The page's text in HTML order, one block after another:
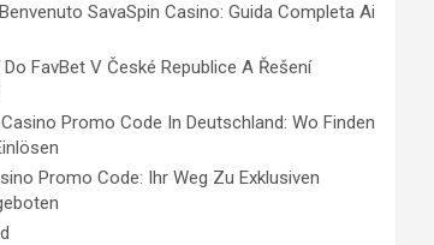
SavaSpin Casino: Guida Completa Ai
FavBet V České Republice A Řešení
Promo Code In Deutschland: Wo Finden
Promo Code: Ihr Weg Zu Exklusiven